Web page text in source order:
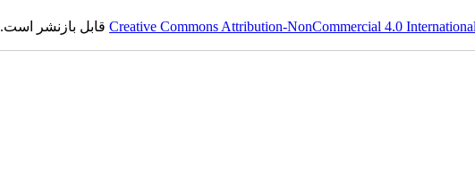
Creative Commons Attribution-NonCommercial 4.0قابل بازنشر است.